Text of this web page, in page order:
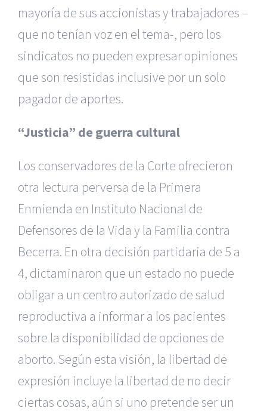
mayoría de sus accionistas y trabajadores –
que no tenían voz en el tema-, pero los
sindicatos no pueden expresar opiniones
que son resistidas inclusive por un solo
pagador de aportes.
“Justicia” de guerra cultural
Los conservadores de la Corte ofrecieron
otra lectura perversa de la Primera
Enmienda en Instituto Nacional de
Defensores de la Vida y la Familia contra
Becerra. En otra decisión partidaria de 5 a
4, dictaminaron que un estado no puede
obligar a un centro autorizado de salud
reproductiva a informar a los pacientes
sobre la disponibilidad de opciones de
aborto. Según esta visión, la libertad de
expresión incluye la libertad de no decir
ciertas cosas, aún si uno pretende ser un